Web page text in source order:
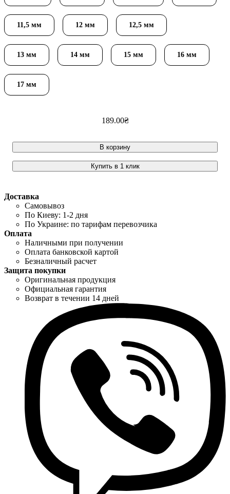
11,5 мм 12 мм 12,5 мм
13 мм 14 мм 15 мм 16 мм
17 мм
189.00₴
В корзину
Купить в 1 клик
Доставка
Самовывоз
По Киеву: 1-2 дня
По Украине: по тарифам перевозчика
Оплата
Наличными при получении
Оплата банковской картой
Безналичный расчет
Защита покупки
Оригинальная продукция
Официальная гарантия
Возврат в течении 14 дней